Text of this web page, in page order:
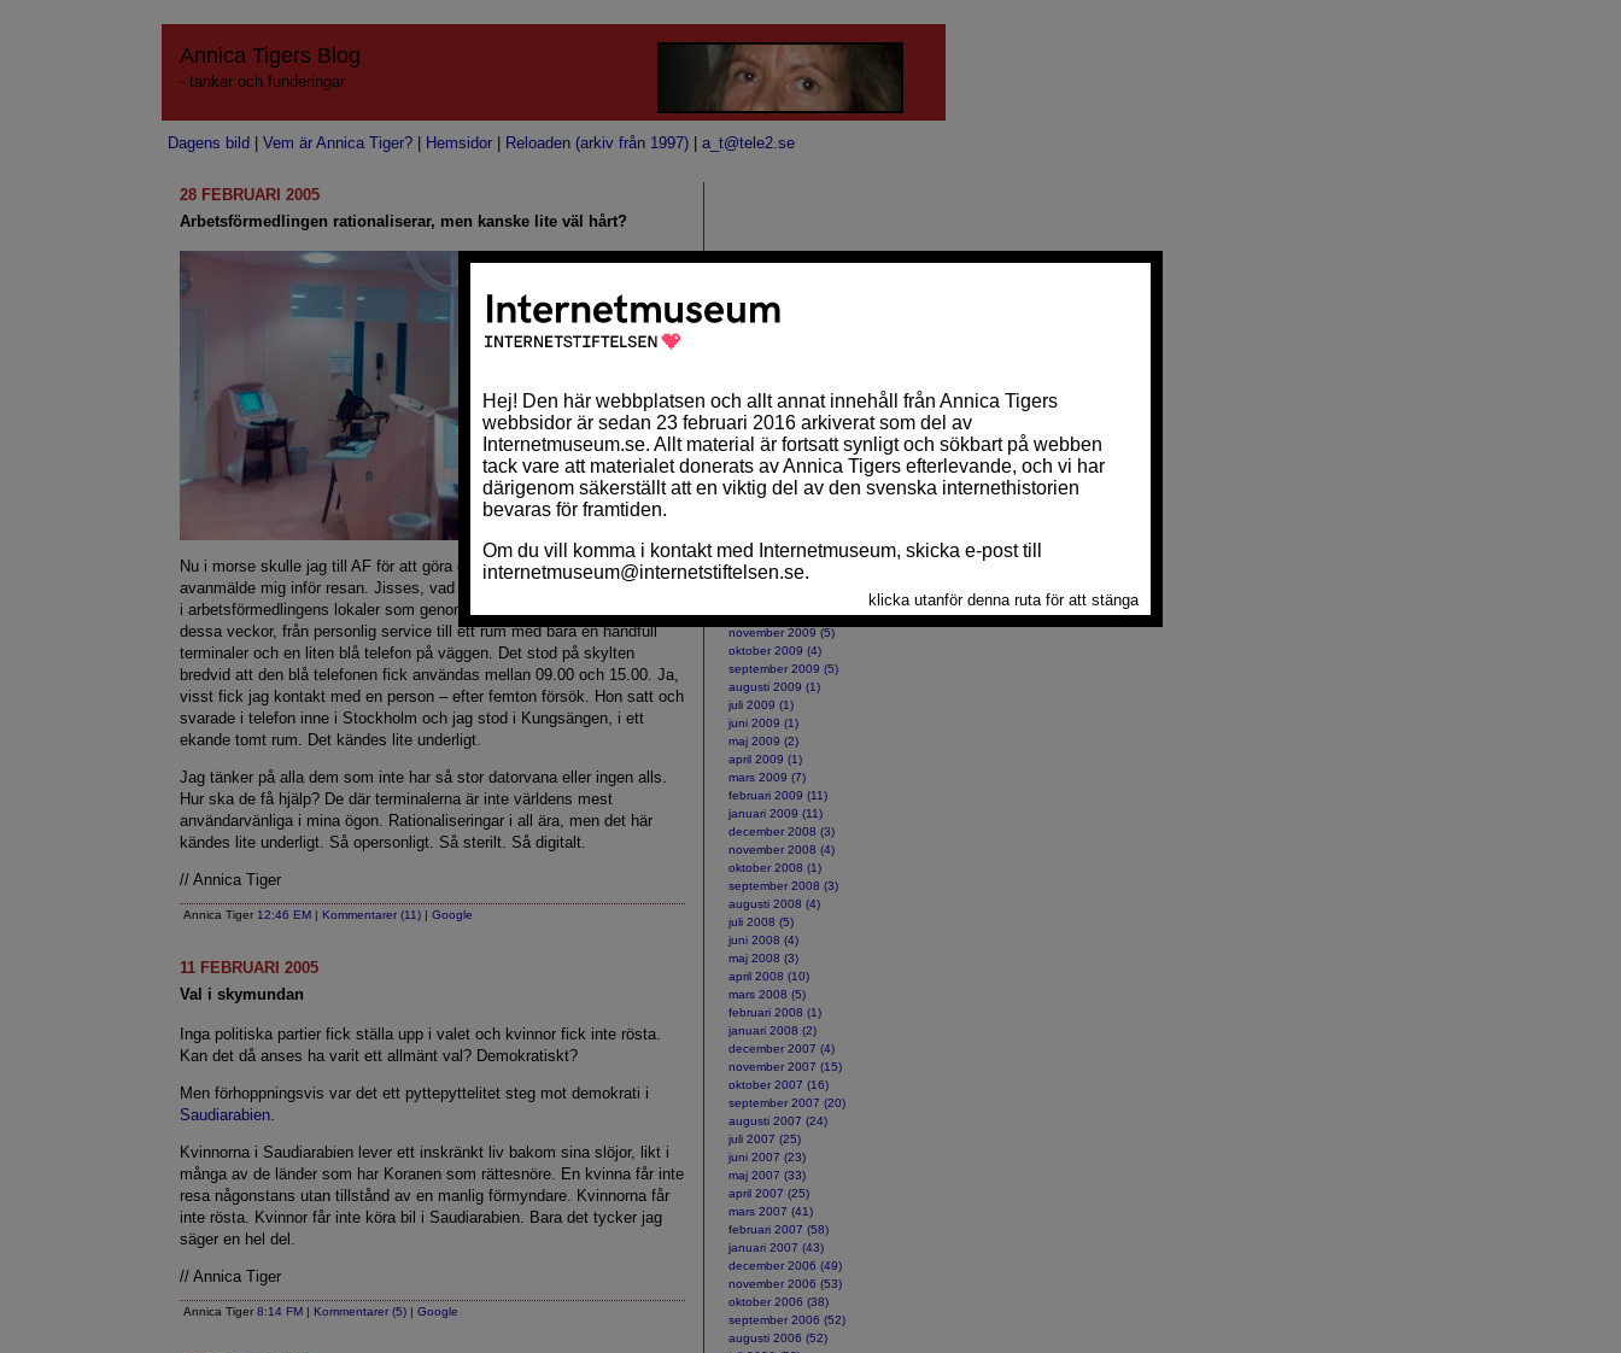
Annica Tigers Blog
- tankar och funderingar
Dagens bild |Vem är Annica Tiger? Hemsidor Reloaden (arkiv från 1997) |a_t@tele2.se
28 FEBRUARI 2005
Arbetsförmedlingen rationaliserar, men kanske lite väl hårt?
Nu i morse skulle jag till AF för att göra en nyanmälan, eftersom jag
avanmälde mig inför resan. Jisses, vad förvånad jag blev när jag klev in
i arbetsförmedlingens lokaler som genomgått en total omvandling under
dessa veckor, från personlig service till ett rum med bara en handfull
terminaler och en liten blå telefon på väggen. Det stod på skylten
bredvid att den blå telefonen fick användas mellan 09.00 och 15.00. Ja,
visst fick jag kontakt med en person – efter femton försök. Hon satt och
svarade i telefon inne i Stockholm och jag stod i Kungsängen, i ett
ekande tomt rum. Det kändes lite underligt.
Jag tänker på alla dem som inte har så stor datorvana eller ingen alls.
Hur ska de få hjälp? De där terminalerna är inte världens mest
användarvänliga i mina ögon. Rationaliseringar i all ära, men det här
kändes lite underligt. Så opersonligt. Så sterilt. Så digitalt.
// Annica Tiger
Annica Tiger 12:46 EM | Kommentarer (11) |Google
11 FEBRUARI 2005
Val i skymundan
Inga politiska partier fick ställa upp i valet och kvinnor fick inte rösta.
Kan det då anses ha varit ett allmänt val? Demokratiskt?
Men förhoppningsvis var det ett pyttepyttelitet steg mot demokrati i
Saudiarabien.
Kvinnorna i Saudiarabien lever ett inskränkt liv bakom sina slöjor, likt i
många av de länder som har Koranen som rättesnöre. En kvinna får inte
resa någonstans utan tillstånd av en manlig förmyndare. Kvinnorna får
inte rösta. Kvinnor får inte köra bil i Saudiarabien. Bara det tycker jag
säger en hel del.
// Annica Tiger
Annica Tiger8:14 FM | Kommentarer (5) |Google
ARKIV
oktober 2010 (2)
september 2010 (10)
augusti 2010 (2)
april 2010 (5)
mars 2010 (11)
februari 2010 (9)
december 2009 (8)
november 2009 (5)
oktober 2009 (4)
september 2009 (5)
augusti 2009 (1)
juli 2009 (1)
juni 2009 (1)
maj 2009 (2)
april 2009 (1)
mars 2009 (7)
februari 2009 (11)
januari 2009 (11)
december 2008 (3)
november 2008 (4)
oktober 2008 (1)
september 2008 (3)
augusti 2008 (4)
juli 2008 (5)
juni 2008 (4)
maj 2008 (3)
april 2008 (10)
mars 2008 (5)
februari 2008 (1)
januari 2008 (2)
december 2007 (4)
november 2007 (15)
oktober 2007 (16)
september 2007 (20)
augusti 2007 (24)
juli 2007 (25)
juni 2007 (23)
maj 2007 (33)
april 2007 (25)
mars 2007 (41)
februari 2007 (58)
januari 2007 (43)
december 2006 (49)
november 2006 (53)
oktober 2006 (38)
september 2006 (52)
augusti 2006 (52)